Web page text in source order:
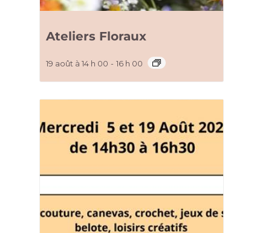
Ateliers Floraux
19 août à 14 h 00 - 16 h 00